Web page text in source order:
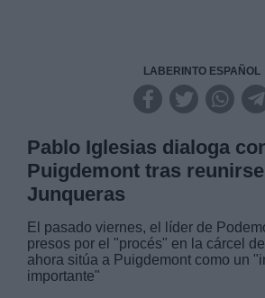
LABERINTO ESPAÑOL
Pablo Iglesias dialoga
Puigdemont tras
Junqueras
El pasado viernes, el líder de
presos por el "procés" en la cárcel
ahora sitúa a Puigdemont como un
importante"